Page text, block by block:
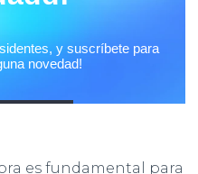
es fundamental para